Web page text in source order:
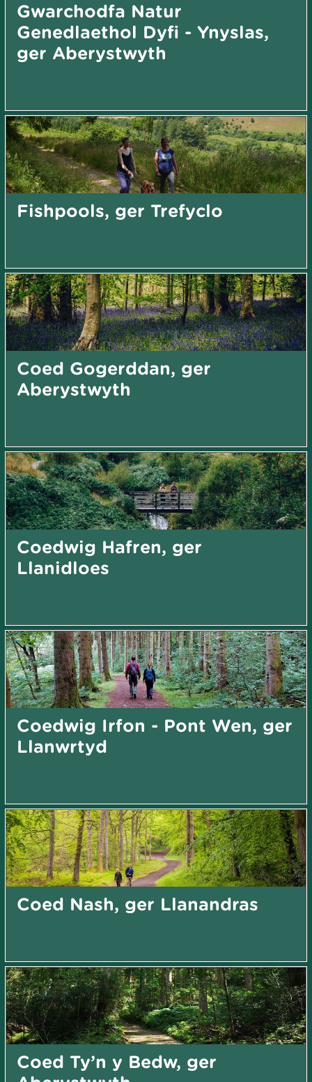
Gwarchodfa Natur
Genedlaethol Dyfi - Ynyslas,
ger Aberystwyth
Fishpools, ger Trefyclo
Coed Gogerddan, ger
Aberystwyth
Coedwig Hafren, ger
Llanidloes
Coedwig Irfon - Pont Wen, ger
Llanwrtyd
Coed Nash, ger Llanandras
Coed Ty’n y Bedw, ger